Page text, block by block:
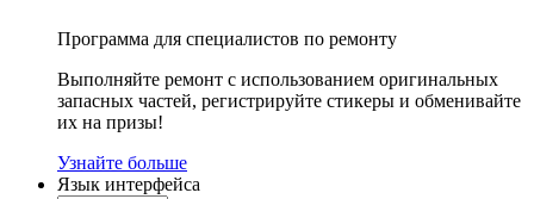
Программа для специалистов по ремонту
Выполняйте ремонт с использованием оригинальных
запасных частей, регистрируйте стикеры и обменивайте
их на призы!
Узнайте больше
Язык интерфейса